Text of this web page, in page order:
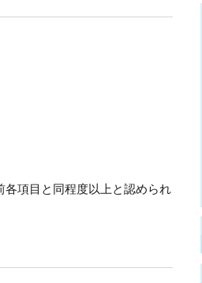
項目と同程度以上と認められ